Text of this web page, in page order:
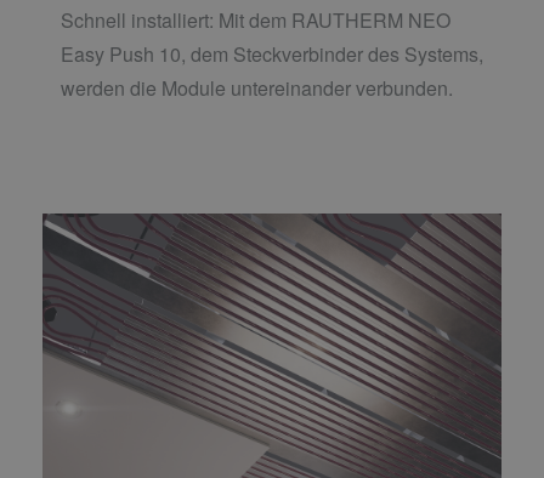
Schnell installiert: Mit dem RAUTHERM NEO
Easy Push 10, dem Steckverbinder des Systems,
werden die Module untereinander verbunden.